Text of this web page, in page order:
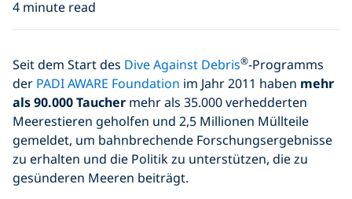
4 minute read
Seit dem Start des Dive Against Debris®-Programms
der PADI AWARE Foundation im Jahr 2011 haben mehr
als 90.000 Taucher mehr als 35.000 verhedderten
Meerestieren geholfen und 2,5 Millionen Müllteile
gemeldet, um bahnbrechende Forschungsergebnisse
zu erhalten und die Politik zu unterstützen, die zu
gesünderen Meeren beiträgt.